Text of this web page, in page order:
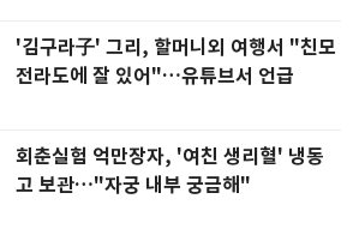
'김구라子' 그리, 할머니외 여행서 "친모
전라도에 잘 있어"…유튜브서 언급
회춘실험 억만장자, '여친 생리혈' 냉동
고 보관…"자궁 내부 궁금해"